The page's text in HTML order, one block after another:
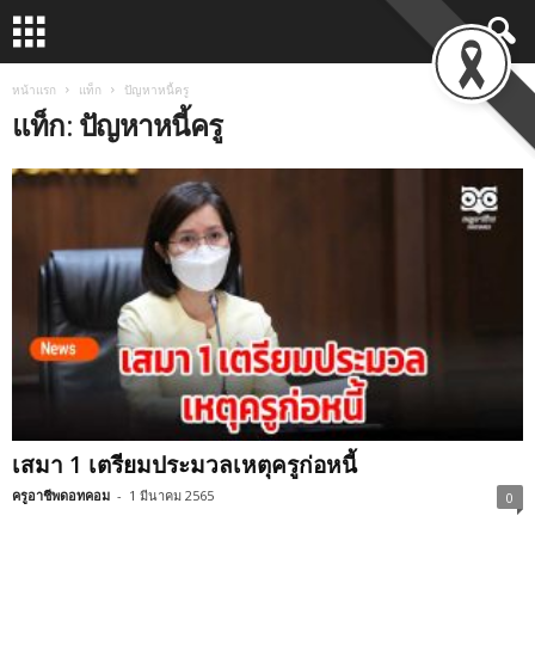
หน้าแรก แท็ก ปัญหาหนี้ครู
แท็ก: ปัญหาหนี้ครู
เสมา 1 เตรียมประมวลเหตุครูก่อหนี้
ครูอาชีพดอทคอม - 1 มีนาคม 2565 0